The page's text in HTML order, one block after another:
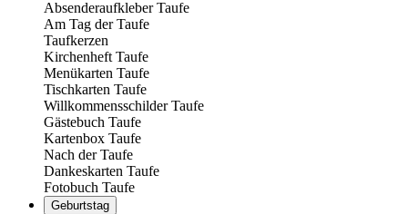
Absenderaufkleber Taufe
Am Tag der Taufe
Taufkerzen
Kirchenheft Taufe
Menükarten Taufe
Tischkarten Taufe
Willkommensschilder Taufe
Gästebuch Taufe
Kartenbox Taufe
Nach der Taufe
Dankeskarten Taufe
Fotobuch Taufe
Geburtstag